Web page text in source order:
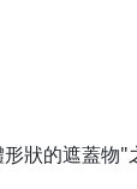
狀的遮蓋物"